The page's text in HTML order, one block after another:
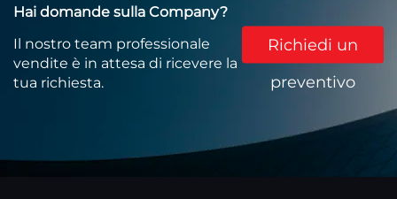
Hai domande sulla Company?
Il nostro team professionale
vendite è in attesa di ricevere la
tua richiesta.
Richiedi un
preventivo